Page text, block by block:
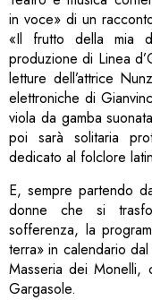
in voce» di un
«Il frutto della mia
produzione di Linea
letture dell’attrice
elettroniche di
viola da gamba
poi sarà solitaria
dedicato al folclore
E, sempre partendo
donne che si
sofferenza, la
terra» in calendario
Masseria dei Monelli,
Gargasole.